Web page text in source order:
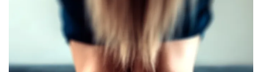
инъекции помогли в личной жизни и в
работе.